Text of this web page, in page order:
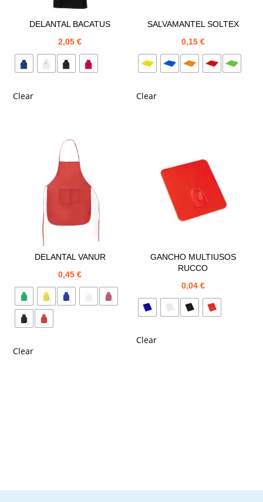
DELANTAL BACATUS
2,05€
Clear
SALVAMANTEL SOLTEX
0,15 €
Clear
DELANTAL VANUR
0,45€
Clear
GANCHO MULTIUSOS
RUCCO
0,04 €
Clear